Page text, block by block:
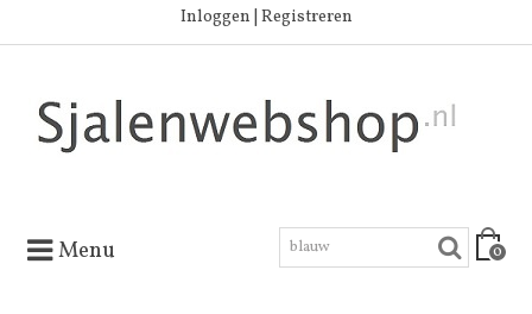
Inloggen | Registreren
Menu 0